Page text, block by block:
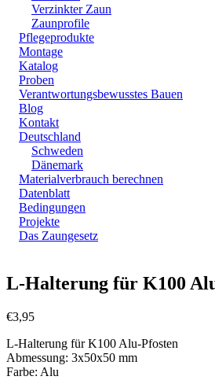
Verzinkter Zaun
Zaunprofile
Pflegeprodukte
Montage
Katalog
Proben
Verantwortungsbewusstes Bauen
Blog
Kontakt
Deutschland
Schweden
Dänemark
Materialverbrauch berechnen
Datenblatt
Bedingungen
Projekte
Das Zaungesetz
L-Halterung für K100
€3,95
L-Halterung für K100 Alu-Pfosten
Abmessung: 3x50x50 mm
Farbe: Alu